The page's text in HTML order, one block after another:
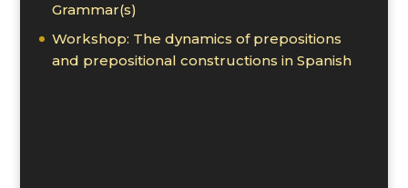
Grammar(s)
Workshop: The dynamics of prepositions
and prepositional constructions in Spanish